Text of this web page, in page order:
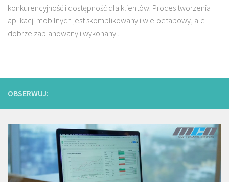
konkurencyjność i dostępność dla klientów. Proces tworzenia
aplikacji mobilnych jest skomplikowany i wieloetapowy, ale
dobrze zaplanowany i wykonany...
OBSERWUJ: